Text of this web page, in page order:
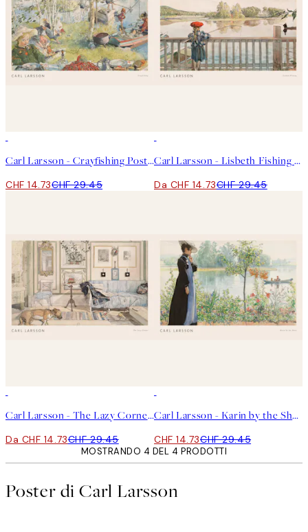
Carl Larsson - Crayfishing Poster
CHF 14.73CHF 29.45
Carl Larsson - Lisbeth Fishing Poster
Da CHF 14.73CHF 29.45
Carl Larsson - The Lazy Corner Poster
Da CHF 14.73CHF 29.45
Carl Larsson - Karin by the Shore Poster
CHF 14.73CHF 29.45
MOSTRANDO 4 DEL 4 PRODOTTI
Poster di Carl Larsson